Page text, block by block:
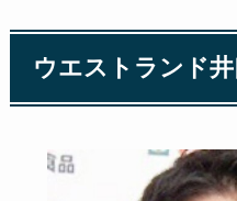
ウエストランド